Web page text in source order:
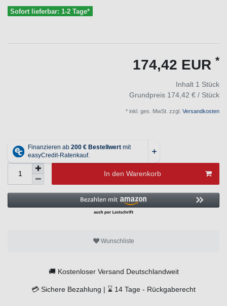
Sofort lieferbar: 1-2 Tage*
174,42 EUR *
Inhalt 1 Stück
Grundpreis 174,42 € / Stück
* inkl. ges. MwSt. zzgl. Versandkosten
In den Warenkorb
Wunschliste
🚚 Kostenloser Versand Deutschlandweit
💳 Sichere Bezahlung | ⌛ 14 Tage - Rückgaberecht